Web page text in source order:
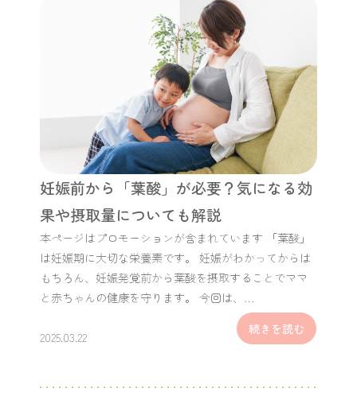
妊娠前から「葉酸」が必要？気になる効
果や摂取量についても解説
本ページはプロモーションが含まれています 「葉酸」
は妊娠期に大切な栄養素です。 妊娠がわかってからは
もちろん、妊娠発覚前から葉酸を摂取することでママ
と赤ちゃんの健康を守ります。 今回は、…
2025.03.22
続きを読む